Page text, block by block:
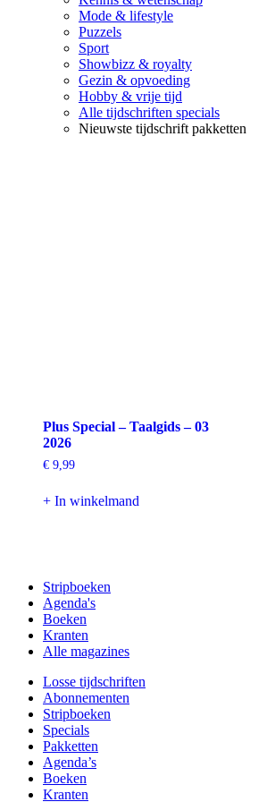
Mode & lifestyle
Puzzels
Sport
Showbizz & royalty
Gezin & opvoeding
Hobby & vrije tijd
Alle tijdschriften specials
Nieuwste tijdschrift pakketten
Plus Special – Taalgids – 03
2026
€ 9,99
+ In winkelmand
Stripboeken
Agenda's
Boeken
Kranten
Alle magazines
Losse tijdschriften
Abonnementen
Stripboeken
Specials
Pakketten
Agenda’s
Boeken
Kranten